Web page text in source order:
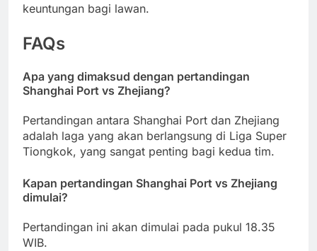
keuntungan bagi lawan.
FAQs
Apa yang dimaksud dengan pertandingan
Shanghai Port vs Zhejiang?
Pertandingan antara Shanghai Port dan Zhejiang
adalah laga yang akan berlangsung di Liga Super
Tiongkok, yang sangat penting bagi kedua tim.
Kapan pertandingan Shanghai Port vs Zhejiang
dimulai?
Pertandingan ini akan dimulai pada pukul 18.35
WIB.